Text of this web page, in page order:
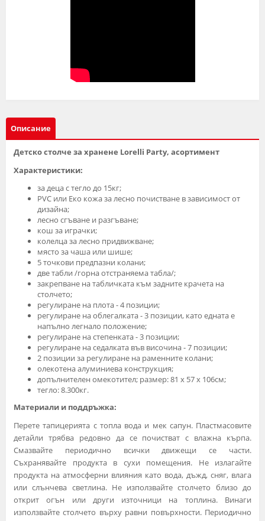
Описание
Детско столче за хранене Lorelli Party, асортимент
Характеристики:
за деца с тегло до 15кг;
PVC или Еко кожа за лесно почистване в зависимост от
дизайна;
лесно сгъване и разгъване;
кош за играчки;
колелца за лесно придвижване;
място за чаша или шише;
5 точкови предпазни колани;
две табли /горна отстраняема табла/;
закрепване на табличката към задните крачета на
столчето;
регулиране на плота - 4 позиции;
регулиране на облегалката - 3 позиции, като едната е
напълно легнало положение;
регулиране на степенката - 3 позиции;
регулиране на седалката във височина - 7 позиции;
2 позиции за регулиране на раменните колани;
олекотена алуминиева конструкция;
допълнителен омекотител; размер: 81 х 57 х 106см;
тегло: 8.300кг.
Материали и поддръжка:
Перете тапицерията с топла вода и мек сапун. Пластмасовите
детайли трябва редовно да се почистват с влажна кърпа.
Смазвайте периодично всички движещи се части.
Съхранявайте продукта в сухи помещения. Не излагайте
продукта на атмосферни влияния като вода, дъжд, сняг, влага
или слънчева светлина. Не използвайте столчето близо до
открит огън или други източници на топлина. Винаги
използвайте столчето върху равни повърхности. Периодично